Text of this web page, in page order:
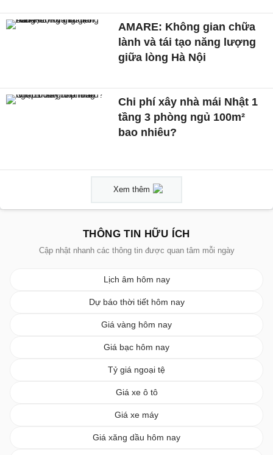
AMARE: Không gian chữa
lành và tái tạo năng lượng
giữa lòng Hà Nội
Chi phí xây nhà mái Nhật 1
tầng 3 phòng ngủ 100m²
bao nhiêu?
Xem thêm
THÔNG TIN HỮU ÍCH
Cập nhật nhanh các thông tin được quan tâm mỗi ngày
Lịch âm hôm nay
Dự báo thời tiết hôm nay
Giá vàng hôm nay
Giá bạc hôm nay
Tỷ giá ngoại tệ
Giá xe ô tô
Giá xe máy
Giá xăng dầu hôm nay